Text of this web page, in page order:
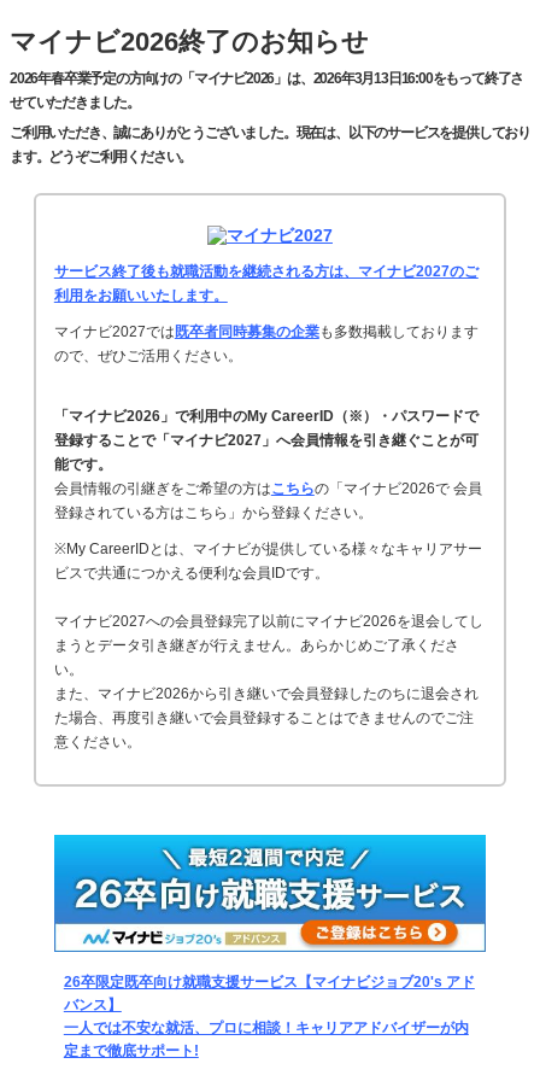
マイナビ2026終了のお知らせ
2026年春卒業予定の方向けの「マイナビ2026」は、2026年3月13日16:00をもって終了さ
せていただきました。
ご利用いただき、誠にありがとうございました。現在は、以下のサービスを提供しており
ます。どうぞご利用ください。
サービス終了後も就職活動を継続される方は、マイナビ2027のご
利用をお願いいたします。
マイナビ2027では 既卒者同時募集の企業も多数掲載しております
ので、ぜひご活用ください。
「マイナビ2026」で利用中のMy CareerID（※）・パスワードで
登録することで「マイナビ2027」へ会員情報を引き継ぐことが可
能です。
会員情報の引継ぎをご希望の方はこちらの「マイナビ2026で 会員
登録されている方はこちら」から登録ください。
※My CareerIDとは、マイナビが提供している様々なキャリアサー
ビスで共通につかえる便利な会員IDです。
マイナビ2027への会員登録完了以前にマイナビ2026を退会してし
まうとデータ引き継ぎが行えません。あらかじめご了承くださ
い。
また、マイナビ2026から引き継いで会員登録したのちに退会され
た場合、再度引き継いで会員登録することはできませんのでご注
意ください。
26卒限定既卒向け就職支援サービス【マイナビジョブ20's アド
バンス】
一人では不安な就活、プロに相談！キャリアアドバイザーが内
定まで徹底サポート!